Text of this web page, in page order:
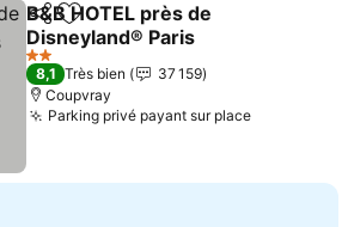
PartagerAjouter à mes favoris
B&B HOTEL près de
Disneyland® Paris
2 Étoiles
8,1 Très bien
37 159
Coupvray
Parking privé payant sur place